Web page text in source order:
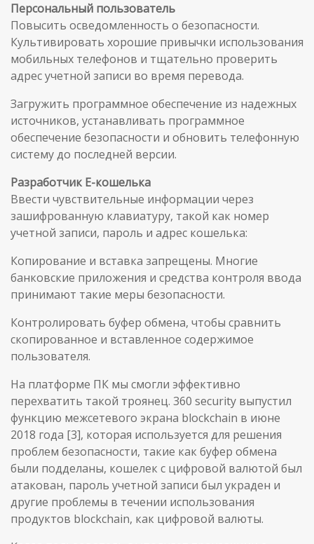
Персональный пользователь
Повысить осведомленность о безопасности.
Культивировать хорошие привычки использования
мобильных телефонов и тщательно проверить
адрес учетной записи во время перевода.
Загружить программное обеспечение из надежных
источников, устанавливать программное
обеспечение безопасности и обновить телефонную
систему до последней версии.
Разработчик E-кошелька
Ввести чувствительные информации через
зашифрованную клавиатуру, такой как номер
учетной записи, пароль и адрес кошелька:
Копирование и вставка запрещены. Многие
банковские приложения и средства контроля ввода
принимают такие меры безопасности.
Контролировать буфер обмена, чтобы сравнить
скопированное и вставленное содержимое
пользователя.
На платформе ПК мы смогли эффективно
перехватить такой троянец. 360 security выпустил
функцию межсетевого экрана blockchain в июне
2018 года [3], которая используется для решения
проблем безопасности, такие как буфер обмена
были подделаны, кошелек с цифровой валютой был
атакован, пароль учетной записи был украден и
другие проблемы в течении использования
продуктов blockchain, как цифровой валюты.